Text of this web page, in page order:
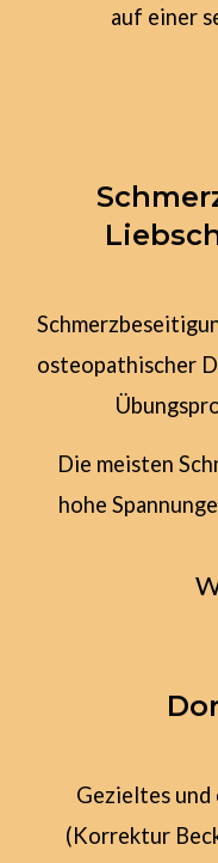
auf einer
osteopathischer
Die meisten
hohe
gegenspannen
→Rollen:
Verklebungen
Gezieltes und
(Korrektur